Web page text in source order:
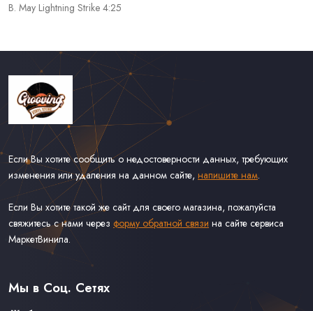
B. May Lightning Strike 4:25
Если Вы хотите сообщить о недостоверности данных, требующих
изменения или удаления на данном сайте, напишите нам.
Если Вы хотите такой же сайт для своего магазина, пожалуйста
свяжитесь с нами через форму обратной связи на сайте сервиса
МаркетВинила.
Связаться С Нами
Оферта
Мы в Соц. Сетях